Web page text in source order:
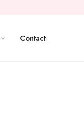
Contact